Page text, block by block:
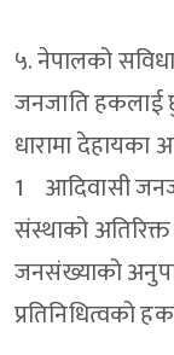
५. नेपालको
जनजाति हकलाई
धारामा देहायका
1 आदिवासी
संस्थाको
जनसंख्याको
प्रतिनिधित्वको